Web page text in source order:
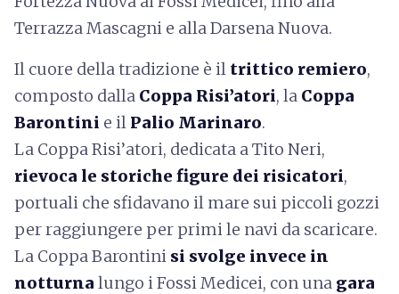
Terrazza Mascagni e alla Darsena Nuova.
Il cuore della tradizione è il trittico remiero,
composto dalla Coppa Risi’atori, la Coppa
Barontini e il Palio Marinaro.
La Coppa Risi’atori, dedicata a Tito Neri,
rievoca le storiche figure dei risicatori,
portuali che sfidavano il mare sui piccoli gozzi
per raggiungere per primi le navi da scaricare.
La Coppa Barontini si svolge invece in
notturna lungo i Fossi Medicei, con una gara